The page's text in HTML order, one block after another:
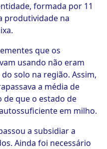
formada por 11
produtividade na
que os
usando não eram
solo na região. Assim,
a média de
de que o estado de
em milho.
a subsidiar a
Ainda foi necessário